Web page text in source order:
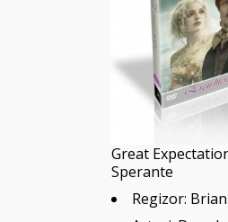
Great
Sperante
Regizor: